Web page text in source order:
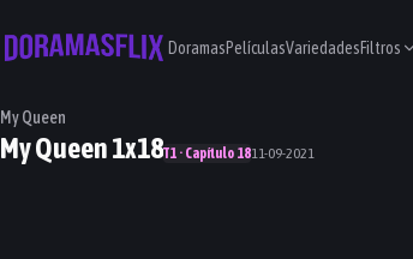
DoramasPelículasVariedadesFiltros
My Queen
My Queen 1x18T1 · Capítulo 1811-09-2021